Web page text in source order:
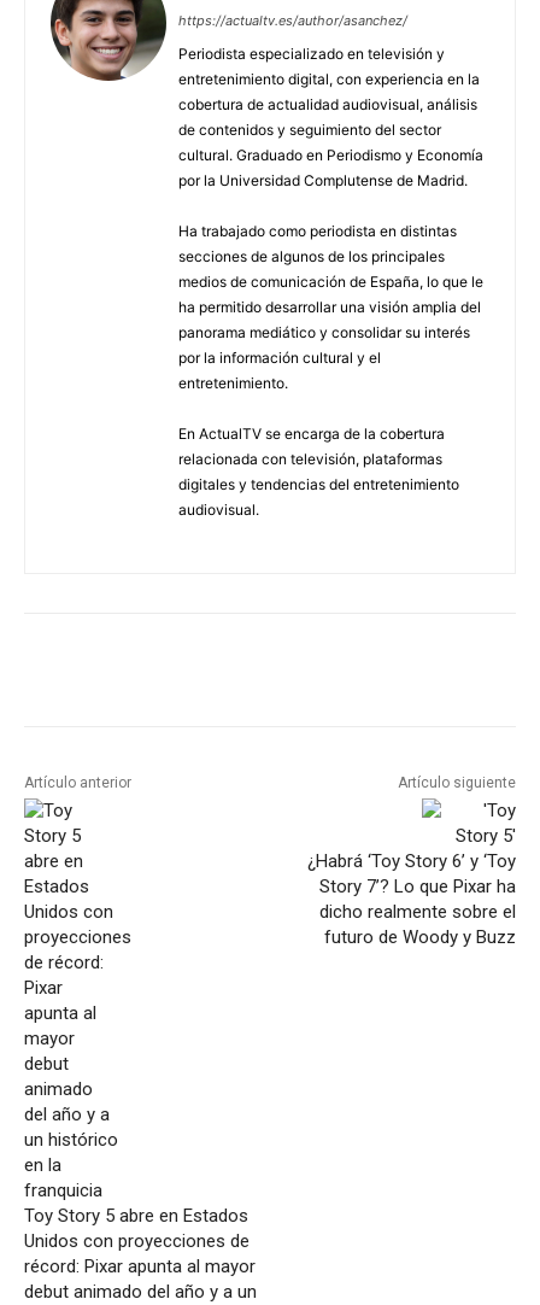
https://actualtv.es/author/asanchez/
Periodista especializado en televisión y
entretenimiento digital, con experiencia en la
cobertura de actualidad audiovisual, análisis
de contenidos y seguimiento del sector
cultural. Graduado en Periodismo y Economía
por la Universidad Complutense de Madrid.
Ha trabajado como periodista en distintas
secciones de algunos de los principales
medios de comunicación de España, lo que le
ha permitido desarrollar una visión amplia del
panorama mediático y consolidar su interés
por la información cultural y el
entretenimiento.
En ActualTV se encarga de la cobertura
relacionada con televisión, plataformas
digitales y tendencias del entretenimiento
audiovisual.
Artículo anterior
Toy Story 5 abre en Estados
Unidos con proyecciones de
récord: Pixar apunta al mayor
debut animado del año y a un
Artículo siguiente
¿Habrá ‘Toy Story 6’ y ‘Toy
Story 7’? Lo que Pixar ha
dicho realmente sobre el
futuro de Woody y Buzz